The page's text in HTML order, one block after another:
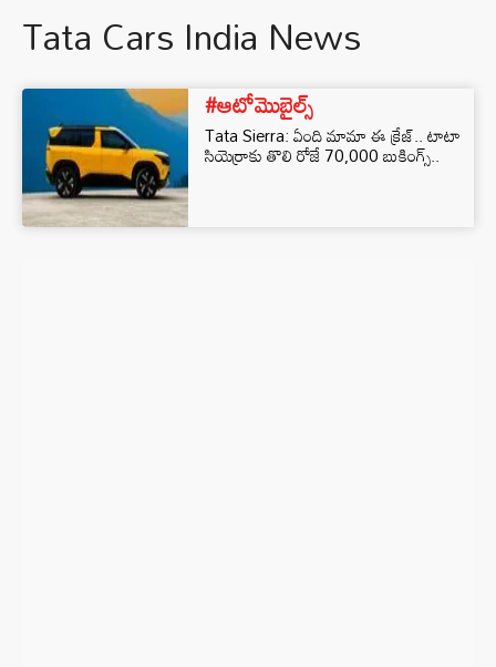
Tata Cars India News
#ఆటోమొబైల్స్
Tata Sierra: ఏంది మామా ఈ క్రేజ్.. టాటా
సియెర్రాకు తొలి రోజే 70,000 బుకింగ్స్..